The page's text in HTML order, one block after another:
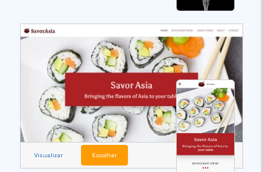
Visualizar Escolher